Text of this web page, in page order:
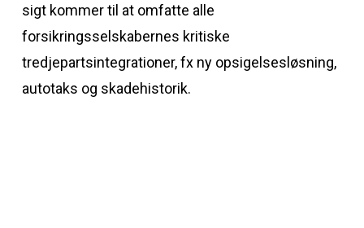
sigt kommer til at omfatte alle
forsikringsselskabernes kritiske
tredjepartsintegrationer, fx ny opsigelsesløsning,
autotaks og skadehistorik.